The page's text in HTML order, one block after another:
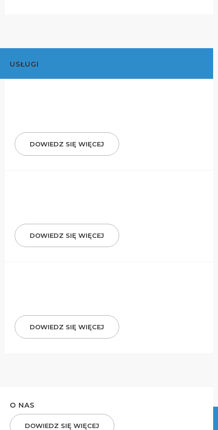
USŁUGI
DOWIEDZ SIĘ WIĘCEJ
DOWIEDZ SIĘ WIĘCEJ
DOWIEDZ SIĘ WIĘCEJ
O NAS
DOWIEDZ SIĘ WIĘCEJ